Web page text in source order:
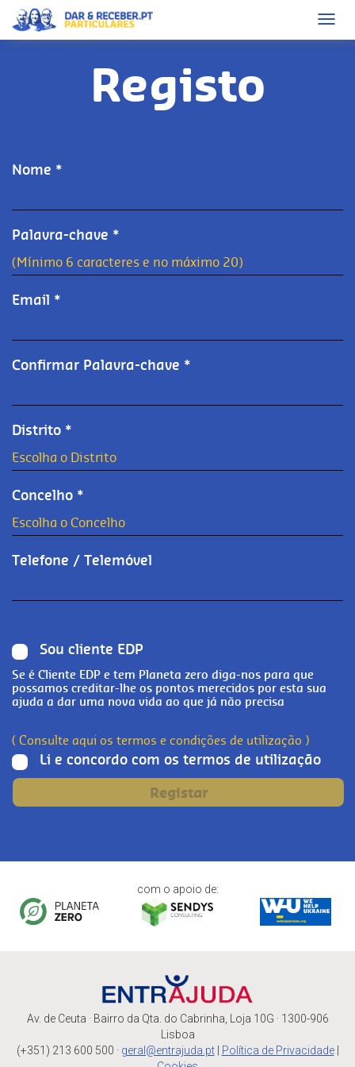
Registo
Nome *
Palavra-chave *
Email *
Confirmar Palavra-chave *
Distrito *
Concelho *
Telefone / Telemóvel
Sou cliente EDP
Se é Cliente EDP e tem Planeta zero diga-nos para que
possamos creditar-lhe os pontos merecidos por esta sua
ajuda a dar uma nova vida ao que já não precisa
( Consulte aqui os termos e condições de utilização )
Li e concordo com os termos de utilização
Registar
com o apoio de:
Av. de Ceuta · Bairro da Qta. do Cabrinha, Loja 10G · 1300-906
Lisboa
(+351) 213 600 500 · geral@entrajuda.pt| Política de Privacidade|